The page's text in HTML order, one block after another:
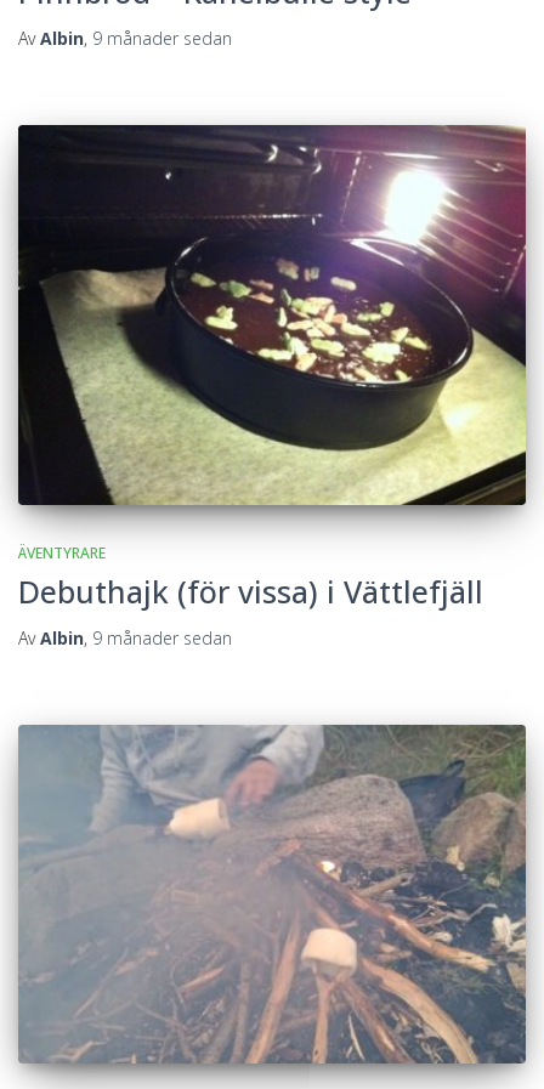
AvAlbin, 9 månader sedan
ÄVENTYRARE
Debuthajk (för vissa) i Vättlefjäll
AvAlbin, 9 månader sedan